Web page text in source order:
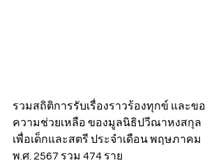
รวมสถิติการรับเรื่องราวร้องทุกข์ และขอ
ความช่วยเหลือ ของมูลนิธิปวีณาหงสกุล
เพื่อเด็กและสตรี ประจำเดือน พฤษภาคม
พ.ศ. 2567 รวม 474 ราย